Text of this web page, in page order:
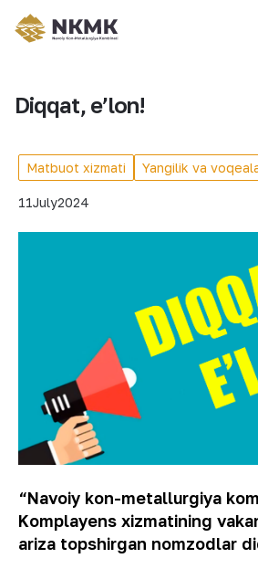
Diqqat, eʼlon!
Matbuot xizmati Yangilik va
11July2024
“Navoiy kon-metallurgiya
Komplayens xizmatining
ariza topshirgan nomzodlar